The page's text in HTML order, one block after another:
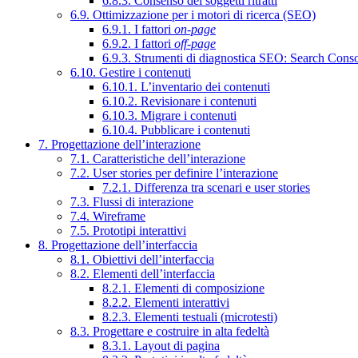
6.9. Ottimizzazione per i motori di ricerca (SEO)
6.9.1. I fattori on-page
6.9.2. I fattori off-page
6.9.3. Strumenti di diagnostica SEO: Search
6.10. Gestire i contenuti
6.10.1. L’inventario dei contenuti
6.10.2. Revisionare i contenuti
6.10.3. Migrare i contenuti
6.10.4. Pubblicare i contenuti
7. Progettazione dell’interazione
7.1. Caratteristiche dell’interazione
7.2. User stories per definire l’interazione
7.2.1. Differenza tra scenari e user stories
7.3. Flussi di interazione
7.4. Wireframe
7.5. Prototipi interattivi
8. Progettazione dell’interfaccia
8.1. Obiettivi dell’interfaccia
8.2. Elementi dell’interfaccia
8.2.1. Elementi di composizione
8.2.2. Elementi interattivi
8.2.3. Elementi testuali (microtesti)
8.3. Progettare e costruire in alta fedeltà
8.3.1. Layout di pagina